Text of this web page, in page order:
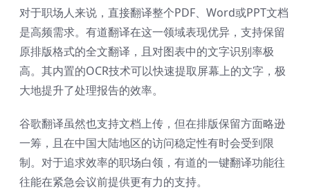
对于职场人来说，直接翻译整个PDF、Word或PPT文档
是高频需求。有道翻译在这一领域表现优异，支持保留
原排版格式的全文翻译，且对图表中的文字识别率极
高。其内置的OCR技术可以快速提取屏幕上的文字，极
大地提升了处理报告的效率。
谷歌翻译虽然也支持文档上传，但在排版保留方面略逊
一筹，且在中国大陆地区的访问稳定性有时会受到限
制。对于追求效率的职场白领，有道的一键翻译功能往
往能在紧急会议前提供更有力的支持。